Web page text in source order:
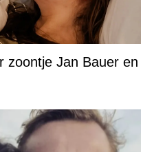
zoontje Jan Bauer en